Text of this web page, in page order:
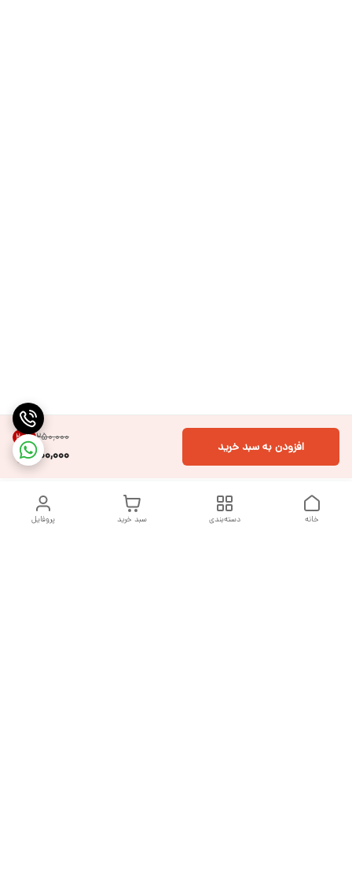
۲۵۰٬۰۰۰ 20%
200,000 افزودن به سبد خرید
پروفایل سبد خرید دسته‌بندی خانه